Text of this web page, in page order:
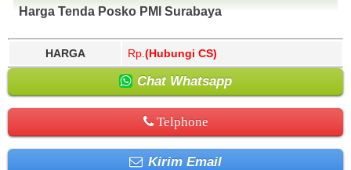
Harga Tenda Posko PMI Surabaya
HARGA Rp. (Hubungi CS)
Chat Whatsapp
Telphone
Kirim Email